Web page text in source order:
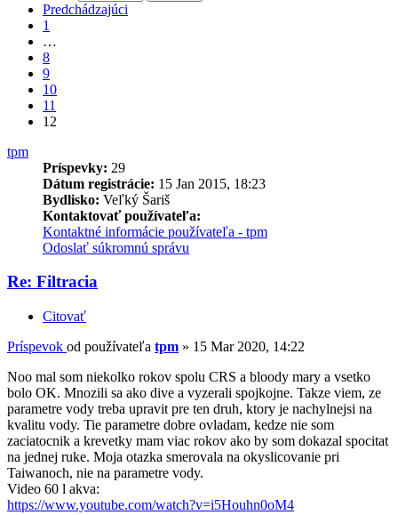
Predchádzajúci
1
…
8
9
10
11
12
tpm
Príspevky: 29
Dátum registrácie: 15 Jan 2015, 18:23
Bydlisko: Veľký Šariš
Kontaktovať používateľa:
Kontaktné informácie používateľa - tpm
Odoslať súkromnú správu
Re: Filtracia
Citovať
Príspevok od používateľa tpm » 15 Mar 2020, 14:22
Noo mal som niekolko rokov spolu CRS a bloody mary a vsetko
bolo OK. Mnozili sa ako dive a vyzerali spojkojne. Takze viem, ze
parametre vody treba upravit pre ten druh, ktory je nachylnejsi na
kvalitu vody. Tie parametre dobre ovladam, kedze nie som
zaciatocnik a krevetky mam viac rokov ako by som dokazal spocitat
na jednej ruke. Moja otazka smerovala na okyslicovanie pri
Taiwanoch, nie na parametre vody.
Video 60 l akva:
https://www.youtube.com/watch?v=i5Houhn0oM4